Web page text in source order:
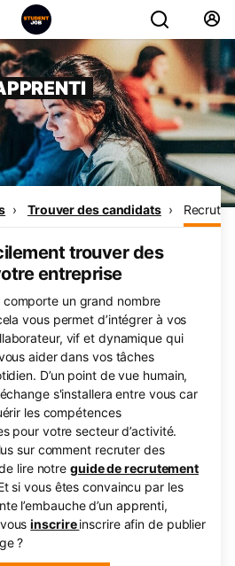
Trouver des candidats
trouver des
entreprise
un grand nombre
vous permet d’intégrer à vos
vif et dynamique qui
aider dans vos tâches
D’un point de vue humain,
s'installera entre vous car
les compétences
pour votre secteur d’activité.
sur comment recruter des
lire notre guide de recrutement
si vous êtes convaincu par les
l’embauche d’un apprenti,
vousinscrireinscrire afin de publier
?